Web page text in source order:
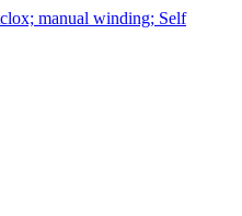
manual winding; Self